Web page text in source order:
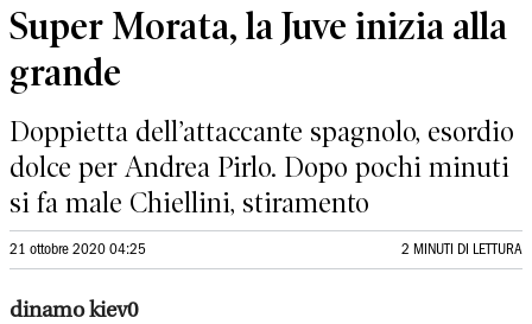
Super Morata, la Juve inizia alla
grande
Doppietta dell’attaccante spagnolo, esordio
dolce per Andrea Pirlo. Dopo pochi minuti
si fa male Chiellini, stiramento
21 ottobre 2020 04:25 2 MINUTI DI LETTURA
dinamo kiev0